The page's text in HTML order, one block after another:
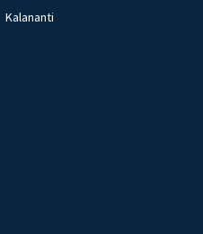
Kalananti